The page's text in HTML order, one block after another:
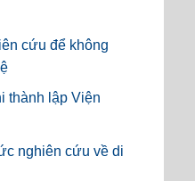
cứu để không
thành lập Viện
nghiên cứu về di